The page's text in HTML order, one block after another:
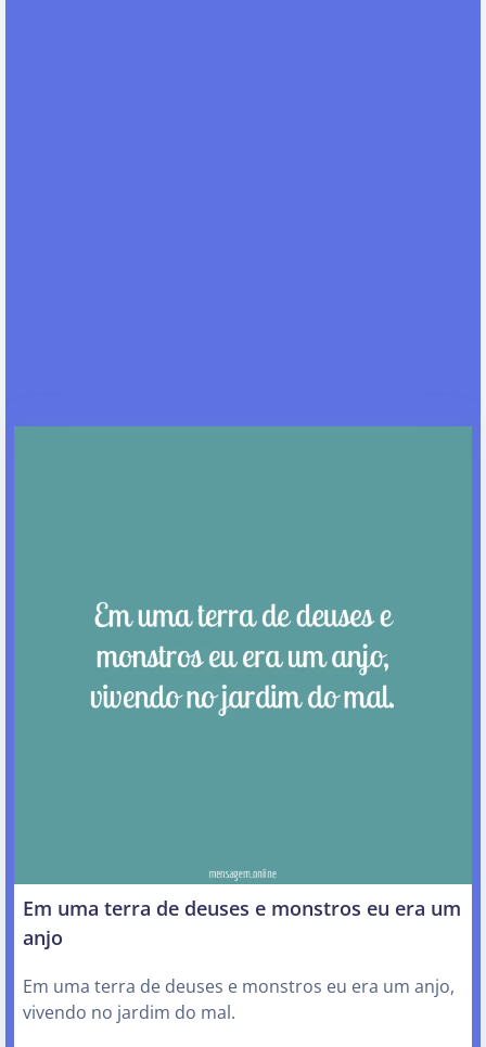
Em uma terra de deuses e monstros eu era um
anjo
Em uma terra de deuses e monstros eu era um anjo,
vivendo no jardim do mal.